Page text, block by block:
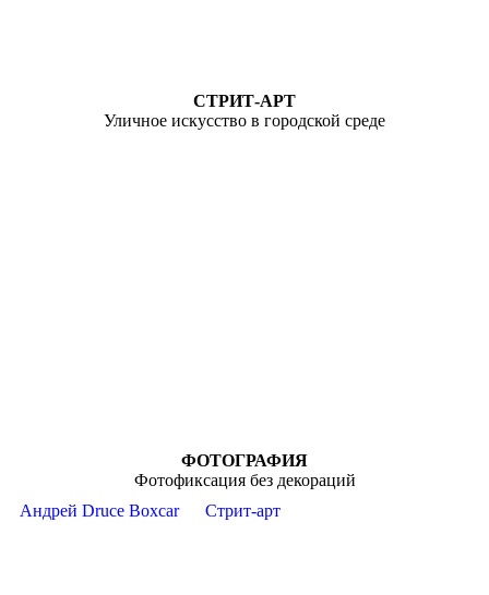
СТРИТ-АРТ
Уличное искусство в городской среде
ФОТОГРАФИЯ
Фотофиксация без декораций
Андрей Druce Boxcar
Стрит-арт